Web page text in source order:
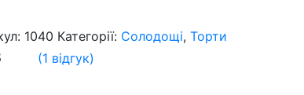
1040 Категорії: Солодощі,Торти
(1 відгук)